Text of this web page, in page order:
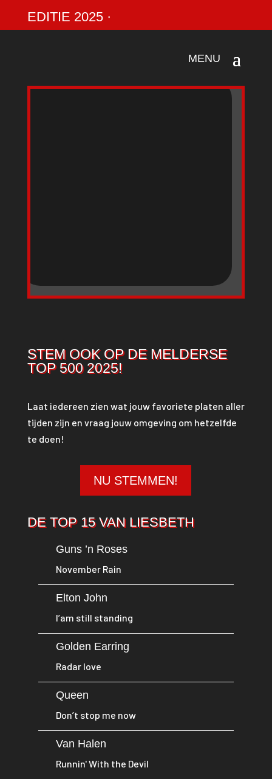
EDITIE 2025 ·
STEM OOK OP DE MELDERSE
TOP 500 2025!
Laat iedereen zien wat jouw favoriete platen aller
tijden zijn en vraag jouw omgeving om hetzelfde
te doen!
NU STEMMEN!
DE TOP 15 VAN LIESBETH
Guns ’n Roses
November Rain
Elton John
I’am still standing
Golden Earring
Radar love
Queen
Don’t stop me now
Van Halen
Runnin' With the Devil